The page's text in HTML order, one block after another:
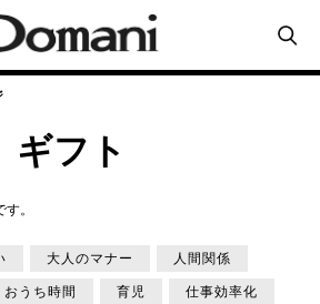
ギフト
。
大人のマナー
人間関係
おうち時間 育児
仕事効率化